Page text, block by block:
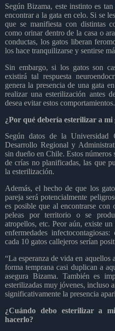
Según Bizama, este instinto es
encontrar a la gata en celo. Si se
que se manifiesta con distintas
como orinar dentro de la casa o
conductas, los gatos liberan
los hace tranquilizarse y sentirse
Sin embargo, si los gatos son
existirá tal respuesta
genera la presencia de una gata
realizar una esterilización antes
desea evitar estos comportamientos.
¿Por qué debería esterilizar a mi
Según datos de la Universidad
Desarrollo Regional y
sin dueño en Chile. Estos números
de crías no planificadas, las que
la esterilización.
Además, el hecho de que los
pareja será potencialmente
es posible que al encontrarse con
peleas por territorio o se
atropellos, etc. Peor aún, existe
enfermedades
cada 10 gatos callejeros serían
“La esperanza de vida en aquellos
forma temprana casi duplican a
asegura Bizama. También es
esterilizadas muy jóvenes, incluso
significativamente la presencia
¿Cuándo debo esterilizar a
hacerlo?